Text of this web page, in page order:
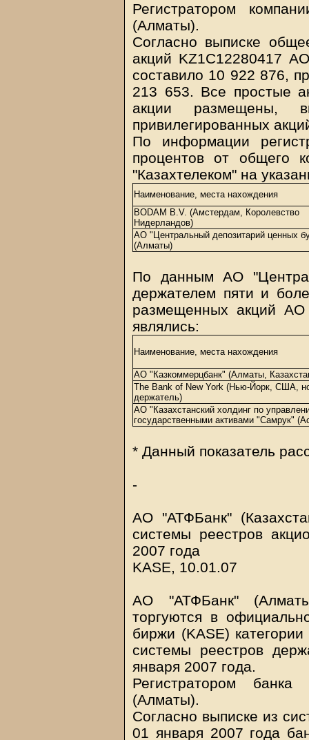
Регистратором
(Алматы).
Согласно выписке
акций KZ1C12280417
составило 10 922 876,
213 653. Все простые
акции размещены,
привилегированных
По информации
процентов от общего
"Казахтелеком" на
Наименование, места нахождения
BODAM B.V. (Амстердам, Королевство
Нидерландов)
АО "Центральный депозитарий ценных
(Алматы)
По данным АО
держателем пяти и
размещенных акций АО
являлись:
Наименование, места нахождения
АО "Казкоммерцбанк" (Алматы,
The Bank of New York (Нью-Йорк, США,
держатель)
АО "Казахстанский холдинг по
государственными активами "Самрук"
* Данный показатель
-
АО "АТФБанк"
системы реестров
2007 года
KASE, 10.01.07
АО "АТФБанк"
торгуются в
биржи (KASE)
системы реестров
января 2007 года.
Регистратором
(Алматы).
Согласно выписке из
01 января 2007 года